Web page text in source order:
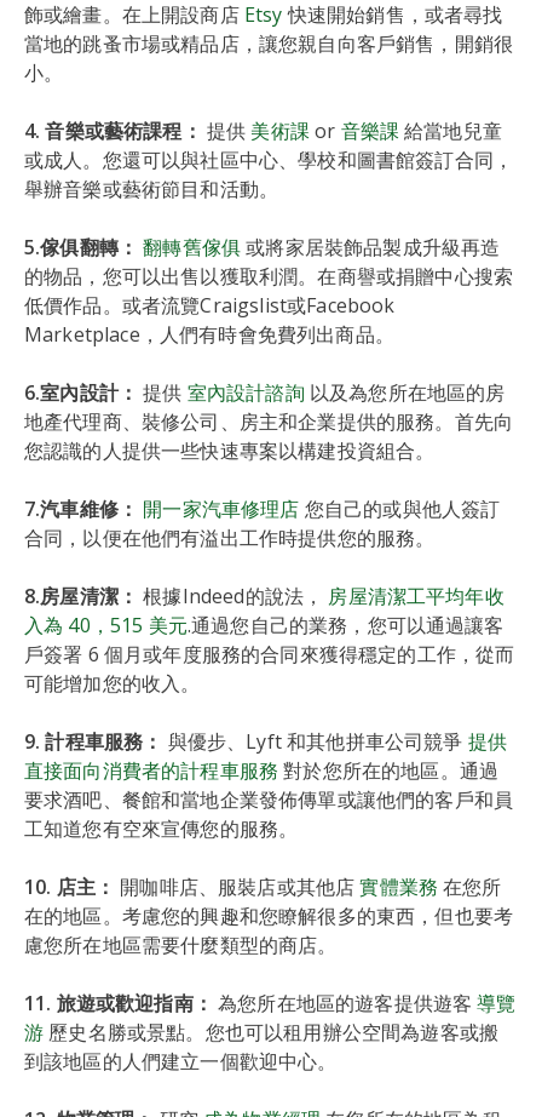
飾或繪畫。在上開設商店 Etsy快速開始銷售，或者尋找
當地的跳蚤市場或精品店，讓您親自向客戶銷售，開銷很
小。
4. 音樂或藝術課程： 提供 美術課 or 音樂課 給當地兒童
或成人。您還可以與社區中心、學校和圖書館簽訂合同，
舉辦音樂或藝術節目和活動。
5.傢俱翻轉： 翻轉舊傢俱或將家居裝飾品製成升級再造
的物品，您可以出售以獲取利潤。在商譽或捐贈中心搜索
低價作品。或者流覽Craigslist或Facebook
Marketplace，人們有時會免費列出商品。
6.室內設計： 提供 室內設計諮詢 以及為您所在地區的房
地產代理商、裝修公司、房主和企業提供的服務。首先向
您認識的人提供一些快速專案以構建投資組合。
7.汽車維修： 開一家汽車修理店 您自己的或與他人簽訂
合同，以便在他們有溢出工作時提供您的服務。
8.房屋清潔： 根據Indeed的說法， 房屋清潔工平均年收
入為 40，515 美元.通過您自己的業務，您可以通過讓客
戶簽署 6 個月或年度服務的合同來獲得穩定的工作，從而
可能增加您的收入。
9. 計程車服務： 與優步、Lyft 和其他拼車公司競爭 提供
直接面向消費者的計程車服務 對於您所在的地區。通過
要求酒吧、餐館和當地企業發佈傳單或讓他們的客戶和員
工知道您有空來宣傳您的服務。
10. 店主： 開咖啡店、服裝店或其他店實體業務 在您所
在的地區。考慮您的興趣和您瞭解很多的東西，但也要考
慮您所在地區需要什麼類型的商店。
11. 旅遊或歡迎指南： 為您所在地區的遊客提供遊客導覽
游 歷史名勝或景點。您也可以租用辦公空間為遊客或搬
到該地區的人們建立一個歡迎中心。